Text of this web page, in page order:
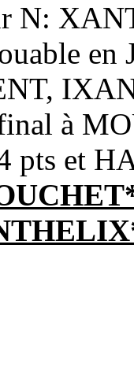
N:
en
à
pts et